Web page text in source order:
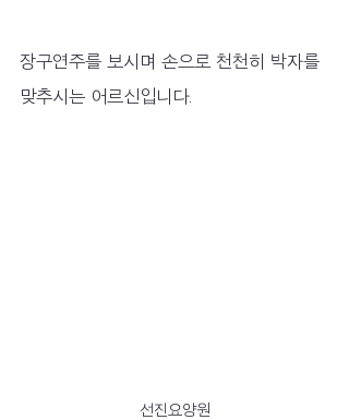
장구연주를 보시며 손으로 천천히 박자를
맞추시는 어르신입니다.
선진요양원